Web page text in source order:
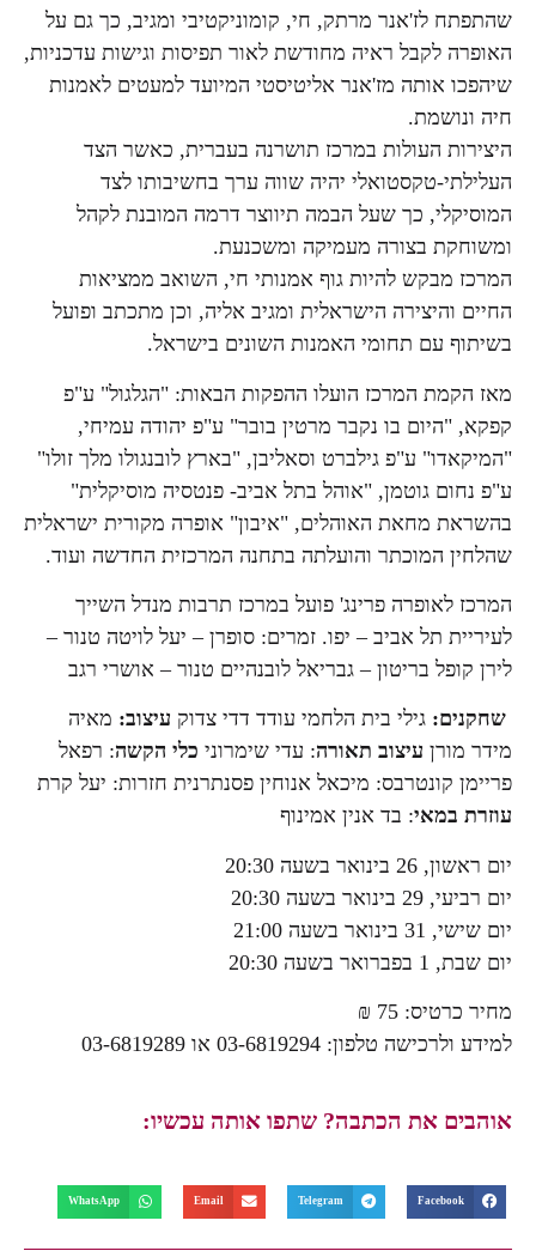
שהתפתח לז'אנר מרתק, חי, קומוניקטיבי ומגיב, כך גם על
האופרה לקבל ראיה מחודשת לאור תפיסות וגישות עדכניות,
שיהפכו אותה מז'אנר אליטיסטי המיועד למעטים לאמנות
חיה ונושמת.
היצירות העולות במרכז תושרנה בעברית, כאשר הצד
העלילתי-טקסטואלי יהיה שווה ערך בחשיבותו לצד
המוסיקלי, כך שעל הבמה תיווצר דרמה המובנת לקהל
ומשוחקת בצורה מעמיקה ומשכנעת.
המרכז מבקש להיות גוף אמנותי חי, השואב ממציאות
החיים והיצירה הישראלית ומגיב אליה, וכן מתכתב ופועל
בשיתוף עם תחומי האמנות השונים בישראל.
מאז הקמת המרכז הועלו ההפקות הבאות: "הגלגול" ע"פ
קפקא, "היום בו נקבר מרטין בובר" ע"פ יהודה עמיחי,
"המיקאדו" ע"פ גילברט וסאליבן, "בארץ לובנגולו מלך זולו"
ע"פ נחום גוטמן, "אוהל בתל אביב- פנטסיה מוסיקלית"
בהשראת מחאת האוהלים, "איבון" אופרה מקורית ישראלית
שהלחין המוכתר והועלתה בתחנה המרכזית החדשה ועוד.
המרכז לאופרה פרינג' פועל במרכז תרבות מנדל השייך
לעיריית תל אביב – יפו. זמרים: סופרן – יעל לויטה טנור –
לירן קופל בריטון – גבריאל לובנהיים טנור – אושרי רגב
שחקנים: גילי בית הלחמי עודד דדי צדוק עיצוב: מאיה
מידר מורן עיצוב תאורה: עדי שימרוני כלי הקשה: רפאל
פריימן קונטרבס: מיכאל אנוחין פסנתרנית חזרות: יעל קרת
עוזרת במאי: בד אנין אמינוף
יום ראשון, 26 בינואר בשעה 20:30
יום רביעי, 29 בינואר בשעה 20:30
יום שישי, 31 בינואר בשעה 21:00
יום שבת, 1 בפברואר בשעה 20:30
מחיר כרטיס: 75 ₪
למידע ולרכישה טלפון: 03-6819294 או 03-6819289
אוהבים את הכתבה? שתפו אותה עכשיו:
Facebook
Telegram
Email
WhatsApp